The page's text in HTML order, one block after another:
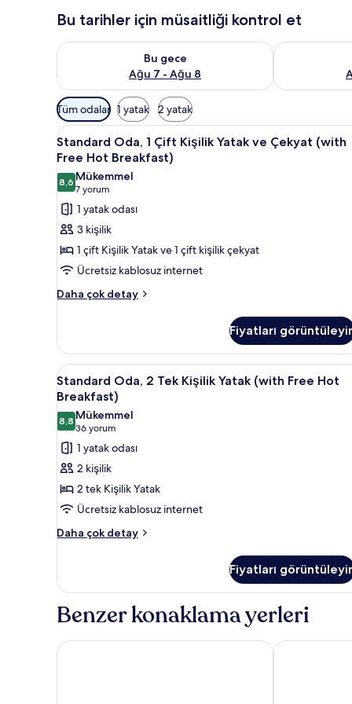
Bu tarihler için müsaitliği kontrol et
Bu gece
Ağu 7 - Ağu 8
Bu gece için müsaitliği kontrol et Ağu 7 - Ağu 8
Yarın için
Odalar
için
mevcut
filtreler
Tüm odalar 1 yatak 2 yatak
Standard
Oda,
1
Çift
Kişilik
Yatak
ve
Çekyat
(with
Free
için
tüm
fotoğrafları
görün
Standard Oda, 1 Çift Kişilik
8
Standard Oda, 1 Çift Kişilik Yatak ve Çekyat (with
Free Hot Breakfast)
8,68,6 / 10
Mükemmel
7 yorum
(7
yorum)
1 yatak odası
3 kişilik
1 çift Kişilik Yatak ve 1 çift kişilik çekyat
Ücretsiz kablosuz internet
Daha çok detay
Standard
Kişilik
Yatak
ve
Çekyat
Free
Hot
Breakfast)
hakkında
daha
fazla
detay
Fiyatları
Standard
Oda,
2
Tek
Kişilik
Yatak
(with
Free
Hot
Breakfast)
fotoğrafları
görün
Standard Oda, 2 Tek Kişilik
5
Standard Oda, 2 Tek Kişilik Yatak (with Free Hot
Breakfast)
8,88,8 / 10
Mükemmel
36 yorum
(36
yorum)
1 yatak odası
2 kişilik
2 tek Kişilik Yatak
Ücretsiz kablosuz internet
Daha çok detay
Standard
Kişilik
(with
Hot
Fiyatları
Benzer konaklama yerleri
ibis Bristol Temple Meads Quay ibis Bristol